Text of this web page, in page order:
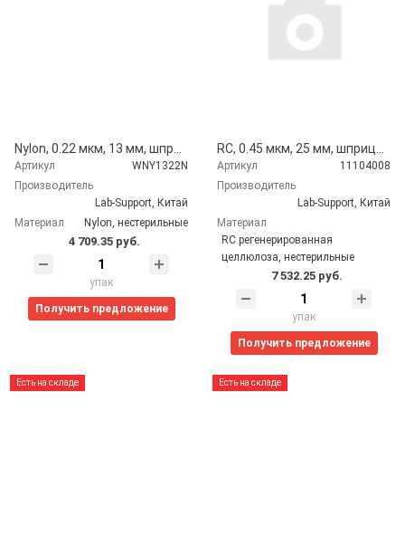
Nylon, 0.22 мкм, 13 мм, шприцевые фильтры WS, зеленые, 100 шт/уп, Lab-Support, Китай WNY1322N 11012201
Артикул
WNY1322N
Производитель
Lab-Support, Китай
Материал
Nylon, нестерильные
4 709.35 руб.
упак
Получить предложение
RC, 0.45 мкм, 25 мм, шприцевые фильтры, регенерированная целлюлоза, гидрофильные, голубые, 100 шт./уп., Lab-Support, Китай 11104008
Артикул
11104008
Производитель
Lab-Support, Китай
Материал
RC регенерированная
целлюлоза, нестерильные
7 532.25 руб.
упак
Получить предложение
Есть на складе Есть на складе